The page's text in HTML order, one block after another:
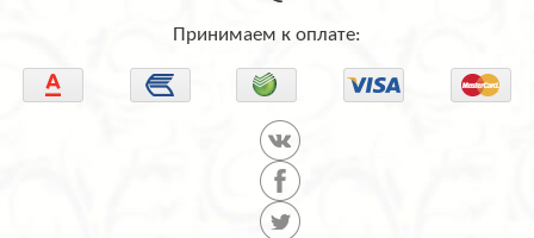
Принимаем к оплате: